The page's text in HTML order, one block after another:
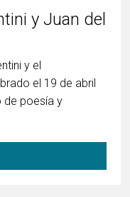
y Juan del
y el
el 19 de abril
de poesía y